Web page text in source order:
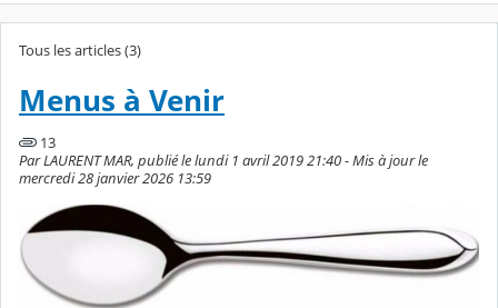
Tous les articles (3)
Menus à Venir
13
Par LAURENT MAR, publié le lundi 1 avril 2019 21:40 - Mis à jour le
mercredi 28 janvier 2026 13:59